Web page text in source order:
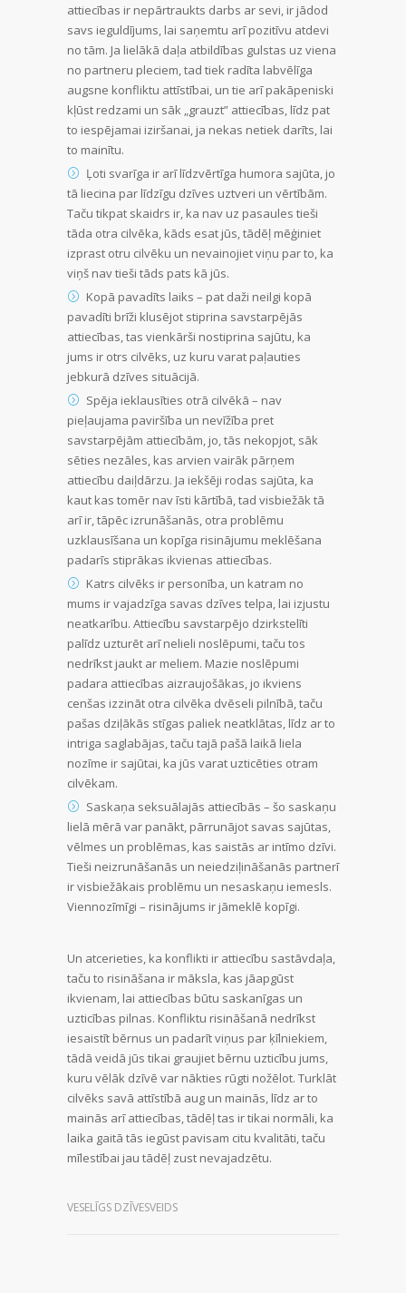
attiecības ir nepārtraukts darbs ar sevi, ir jādod
savs ieguldījums, lai saņemtu arī pozitīvu atdevi
no tām. Ja lielākā daļa atbildības gulstas uz viena
no partneru pleciem, tad tiek radīta labvēlīga
augsne konfliktu attīstībai, un tie arī pakāpeniski
kļūst redzami un sāk „grauzt” attiecības, līdz pat
to iespējamai iziršanai, ja nekas netiek darīts, lai
to mainītu.
Ļoti svarīga ir arī līdzvērtīga humora sajūta, jo
tā liecina par līdzīgu dzīves uztveri un vērtībām.
Taču tikpat skaidrs ir, ka nav uz pasaules tieši
tāda otra cilvēka, kāds esat jūs, tādēļ mēģiniet
izprast otru cilvēku un nevainojiet viņu par to, ka
viņš nav tieši tāds pats kā jūs.
Kopā pavadīts laiks – pat daži neilgi kopā
pavadīti brīži klusējot stiprina savstarpējās
attiecības, tas vienkārši nostiprina sajūtu, ka
jums ir otrs cilvēks, uz kuru varat paļauties
jebkurā dzīves situācijā.
Spēja ieklausīties otrā cilvēkā – nav
pieļaujama paviršība un nevīžība pret
savstarpējām attiecībām, jo, tās nekopjot, sāk
sēties nezāles, kas arvien vairāk pārņem
attiecību daiļdārzu. Ja iekšēji rodas sajūta, ka
kaut kas tomēr nav īsti kārtībā, tad visbiežāk tā
arī ir, tāpēc izrunāšanās, otra problēmu
uzklausīšana un kopīga risinājumu meklēšana
padarīs stiprākas ikvienas attiecības.
Katrs cilvēks ir personība, un katram no
mums ir vajadzīga savas dzīves telpa, lai izjustu
neatkarību. Attiecību savstarpējo dzirkstelīti
palīdz uzturēt arī nelieli noslēpumi, taču tos
nedrīkst jaukt ar meliem. Mazie noslēpumi
padara attiecības aizraujošākas, jo ikviens
cenšas izzināt otra cilvēka dvēseli pilnībā, taču
pašas dziļākās stīgas paliek neatklātas, līdz ar to
intriga saglabājas, taču tajā pašā laikā liela
nozīme ir sajūtai, ka jūs varat uzticēties otram
cilvēkam.
Saskaņa seksuālajās attiecībās – šo saskaņu
lielā mērā var panākt, pārrunājot savas sajūtas,
vēlmes un problēmas, kas saistās ar intīmo dzīvi.
Tieši neizrunāšanās un neiedziļināšanās partnerī
ir visbiežākais problēmu un nesaskaņu iemesls.
Viennozīmīgi – risinājums ir jāmeklē kopīgi.
Un atcerieties, ka konflikti ir attiecību sastāvdaļa,
taču to risināšana ir māksla, kas jāapgūst
ikvienam, lai attiecības būtu saskanīgas un
uzticības pilnas. Konfliktu risināšanā nedrīkst
iesaistīt bērnus un padarīt viņus par ķīlniekiem,
tādā veidā jūs tikai graujiet bērnu uzticību jums,
kuru vēlāk dzīvē var nākties rūgti nožēlot. Turklāt
cilvēks savā attīstībā aug un mainās, līdz ar to
mainās arī attiecības, tādēļ tas ir tikai normāli, ka
laika gaitā tās iegūst pavisam citu kvalitāti, taču
mīlestībai jau tādēļ zust nevajadzētu.
VESELĪGS DZĪVESVEIDS